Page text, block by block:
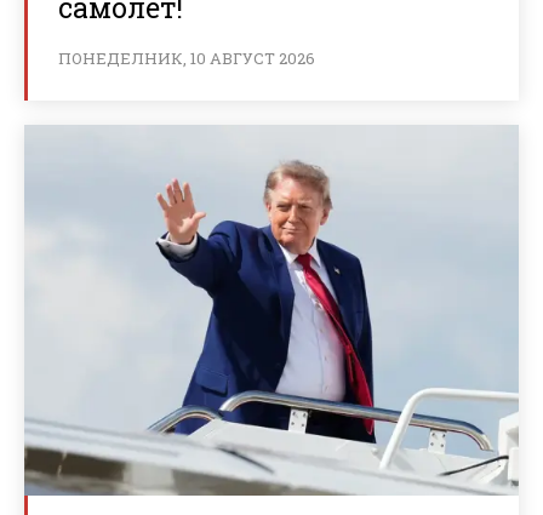
ПОНЕДЕЛНИК, 10 АВГУСТ 2026